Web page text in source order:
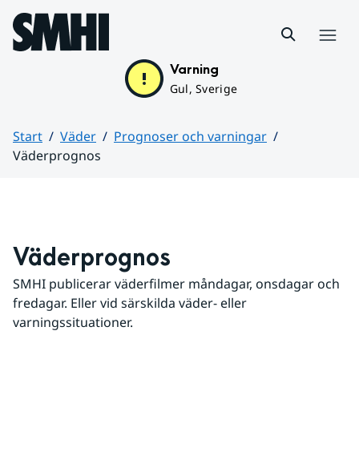
Hoppa till sidans innehåll
Varning
Gul, Sverige
Start Väder
Prognoser och varningar
Väderprognos
Väderprognos
SMHI publicerar väderfilmer måndagar, onsdagar och
fredagar. Eller vid särskilda väder- eller
varningssituationer.